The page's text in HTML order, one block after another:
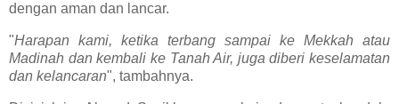
dengan aman dan lancar.
"Harapan kami, ketika terbang sampai ke Mekkah atau
Madinah dan kembali ke Tanah Air, juga diberi keselamatan
dan kelancaran", tambahnya.